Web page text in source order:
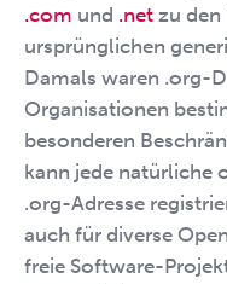
.com und .net zu den
ursprünglichen
Damals waren .org-
Organisationen
besonderen
kann jede natürliche
.org-Adresse
auch für diverse
freie Software-